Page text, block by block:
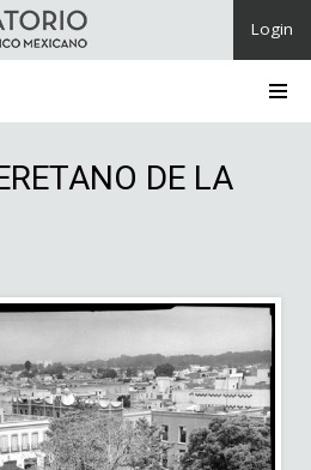
Login
DE LA